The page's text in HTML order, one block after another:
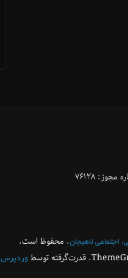
۷۶۱۲۸
اجتماعی لاهیجان. محفوظ است.
وردپرس